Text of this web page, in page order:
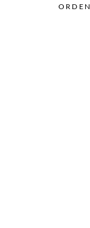
Uñas